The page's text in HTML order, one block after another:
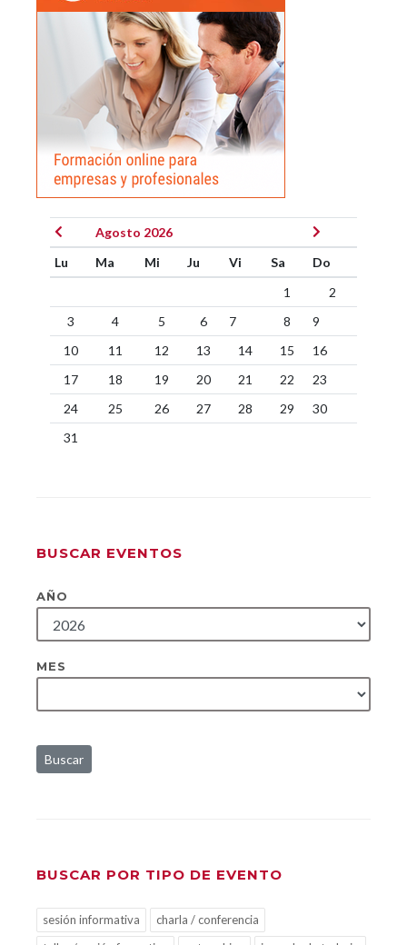
Agosto 2026
Lu
Ma Mi Ju Vi Sa
Do
1
2
3
4 5 6 7 8
9
10
11 12 13 14 15
16
17
18 19 20 21 22
23
24
25 26 27 28 29
30
31
BUSCAR EVENTOS
AÑO
MES
Buscar
BUSCAR POR TIPO DE EVENTO
sesión informativa
charla / conferencia